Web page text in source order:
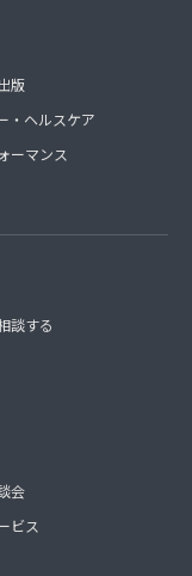
版
・ヘルスケア
ーマンス
談する
会
ビス